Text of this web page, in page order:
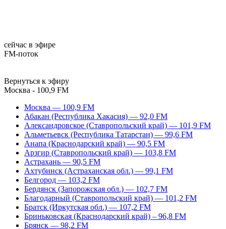
сейчас в эфире
FM-поток
Вернуться к эфиру
Москва - 100,9 FM
Москва — 100,9 FM
Абакан (Республика Хакасия) — 92,0 FM
Александровское (Ставропольский край) — 101,9 FM
Альметьевск (Республика Татарстан) — 99,6 FM
Анапа (Краснодарский край) — 90,5 FM
Арзгир (Ставропольский край) — 103,8 FM
Астрахань — 90,5 FM
Ахтубинск (Астраханская обл.) — 99,1 FM
Белгород — 103,2 FM
Бердянск (Запорожская обл.) — 102,7 FM
Благодарный (Ставропольский край) — 101,2 FM
Братск (Иркутская обл.) — 107,2 FM
Бриньковская (Краснодарский край) – 96,8 FM
Брянск — 98,2 FM